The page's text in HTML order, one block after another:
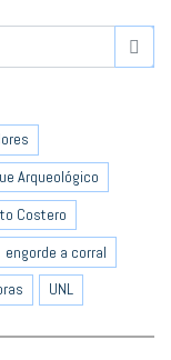
Arqueológico
Costero
engorde a corral
UNL